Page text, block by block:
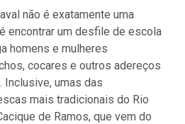
não é exatamente uma
encontrar um desfile de escola
homens e mulheres
cocares e outros adereços
Inclusive, umas das
mais tradicionais do Rio
de Ramos, que vem do